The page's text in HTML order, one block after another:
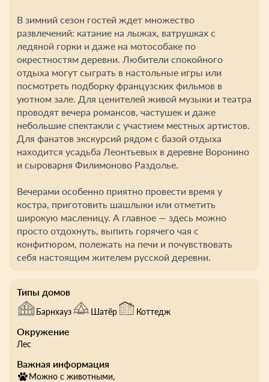
В зимний сезон гостей ждет множество
развлечений: катание на лыжах, ватрушках с
ледяной горки и даже на мотособаке по
окрестностям деревни. Любители спокойного
отдыха могут сыграть в настольные игры или
посмотреть подборку французских фильмов в
уютном зале. Для ценителей живой музыки и театра
проводят вечера романсов, частушек и даже
небольшие спектакли с участием местных артистов.
Для фанатов экскурсий рядом с базой отдыха
находится усадьба Леонтьевых в деревне Воронино
и сыроварня Филимоново Раздолье.
Вечерами особенно приятно провести время у
костра, приготовить шашлыки или отметить
широкую масленицу. А главное — здесь можно
просто отдохнуть, выпить горячего чая с
конфитюром, полежать на печи и почувствовать
себя настоящим жителем русской деревни.
Типы домов
Барнхауз Шатёр Коттедж
Окружение
Лес
Важная информация
Можно с животными,